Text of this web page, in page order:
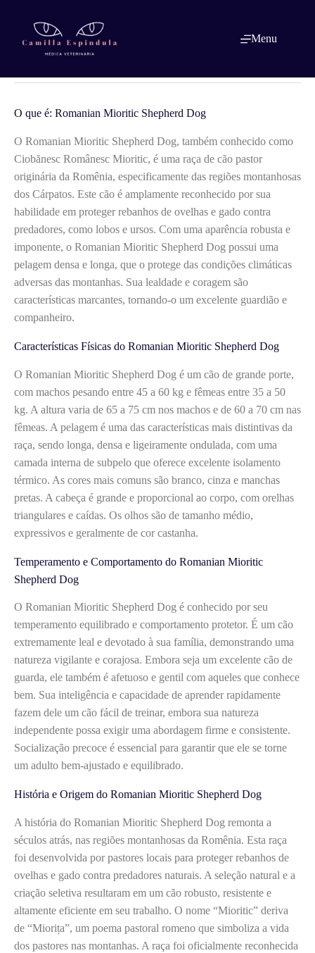
conteúdo
Menu
O que é: Romanian Mioritic Shepherd
O que é: Romanian Mioritic Shepherd Dog
O Romanian Mioritic Shepherd Dog, também conhecido como
Ciobănesc Românesc Mioritic, é uma raça de cão pastor
originária da Romênia, especificamente das regiões montanhosas
dos Cárpatos. Este cão é amplamente reconhecido por sua
habilidade em proteger rebanhos de ovelhas e gado contra
predadores, como lobos e ursos. Com uma aparência robusta e
imponente, o Romanian Mioritic Shepherd Dog possui uma
pelagem densa e longa, que o protege das condições climáticas
adversas das montanhas. Sua lealdade e coragem são
características marcantes, tornando-o um excelente guardião e
companheiro.
Características Físicas do Romanian Mioritic Shepherd Dog
O Romanian Mioritic Shepherd Dog é um cão de grande porte,
com machos pesando entre 45 a 60 kg e fêmeas entre 35 a 50
kg. A altura varia de 65 a 75 cm nos machos e de 60 a 70 cm nas
fêmeas. A pelagem é uma das características mais distintivas da
raça, sendo longa, densa e ligeiramente ondulada, com uma
camada interna de subpelo que oferece excelente isolamento
térmico. As cores mais comuns são branco, cinza e manchas
pretas. A cabeça é grande e proporcional ao corpo, com orelhas
triangulares e caídas. Os olhos são de tamanho médio,
expressivos e geralmente de cor castanha.
Temperamento e Comportamento do Romanian Mioritic
Shepherd Dog
O Romanian Mioritic Shepherd Dog é conhecido por seu
temperamento equilibrado e comportamento protetor. É um cão
extremamente leal e devotado à sua família, demonstrando uma
natureza vigilante e corajosa. Embora seja um excelente cão de
guarda, ele também é afetuoso e gentil com aqueles que conhece
bem. Sua inteligência e capacidade de aprender rapidamente
fazem dele um cão fácil de treinar, embora sua natureza
independente possa exigir uma abordagem firme e consistente.
Socialização precoce é essencial para garantir que ele se torne
um adulto bem-ajustado e equilibrado.
História e Origem do Romanian Mioritic Shepherd Dog
A história do Romanian Mioritic Shepherd Dog remonta a
séculos atrás, nas regiões montanhosas da Romênia. Esta raça
foi desenvolvida por pastores locais para proteger rebanhos de
ovelhas e gado contra predadores naturais. A seleção natural e a
criação seletiva resultaram em um cão robusto, resistente e
altamente eficiente em seu trabalho. O nome “Mioritic” deriva
de “Miorița”, um poema pastoral romeno que simboliza a vida
dos pastores nas montanhas. A raça foi oficialmente reconhecida